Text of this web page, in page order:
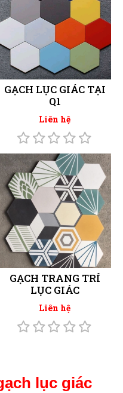
GẠCH LỤC GIÁC TẠI
Q1
Liên hệ
GẠCH TRANG TRÍ
LỤC GIÁC
Liên hệ
lục giác